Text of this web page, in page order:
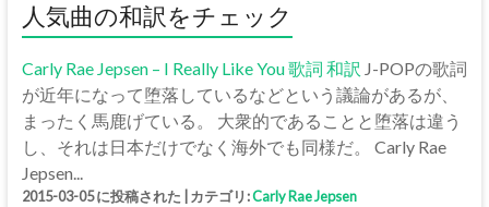
人気曲の和訳をチェック
Carly Rae Jepsen – I Really Like You 歌詞 和訳 J-POPの歌詞
が近年になって堕落しているなどという議論があるが、
まったく馬鹿げている。 大衆的であることと堕落は違う
し、それは日本だけでなく海外でも同様だ。 Carly Rae
Jepsen...
2015-03-05 に投稿された カテゴリ:Carly Rae Jepsen